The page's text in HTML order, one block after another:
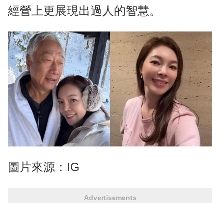
經營上更展現出過人的智慧。
圖片來源：IG
Advertisements